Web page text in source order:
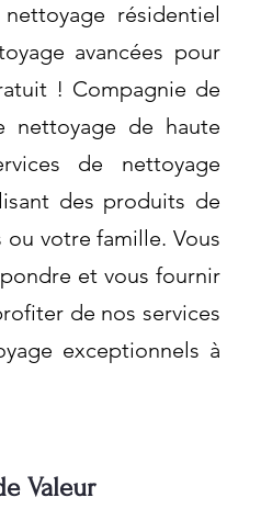
résidentiel
avancées pour
! Compagnie de
nettoyage de haute
de nettoyage
des produits de
votre famille. Vous
et vous fournir
de nos services
exceptionnels à
Valeur